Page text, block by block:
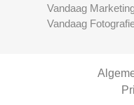
Vandaag
Vandaag